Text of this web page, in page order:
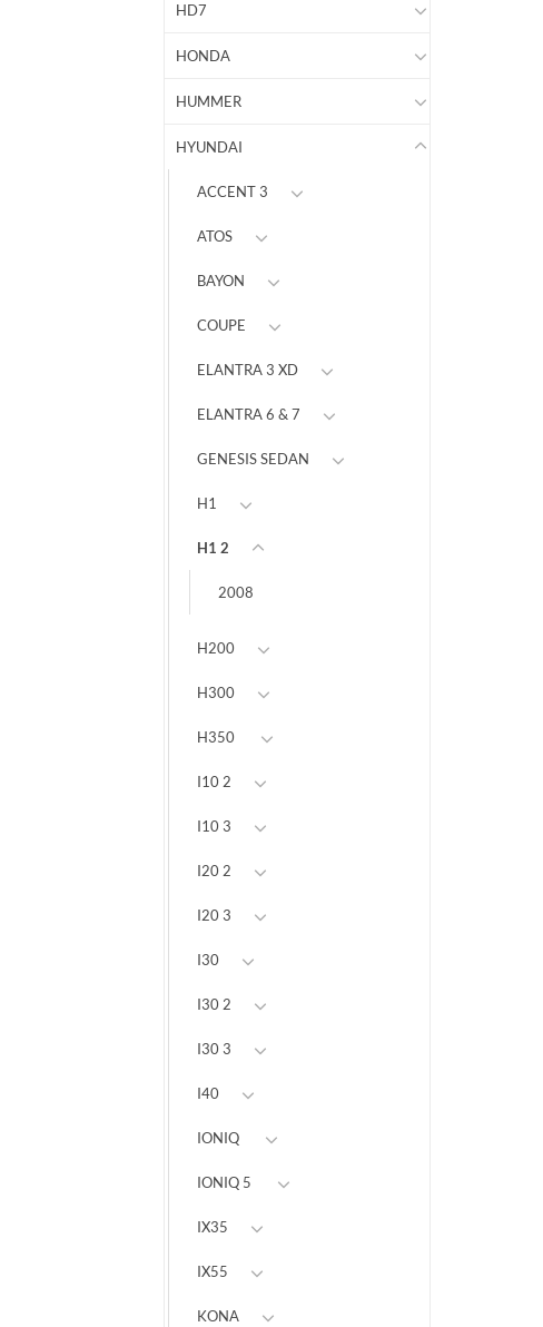
HD7
HONDA
HUMMER
HYUNDAI
ACCENT 3
ATOS
BAYON
COUPE
ELANTRA 3 XD
ELANTRA 6 & 7
GENESIS SEDAN
H1
H1 2
2008
H200
H300
H350
I10 2
I10 3
I20 2
I20 3
I30
I30 2
I30 3
I40
IONIQ
IONIQ 5
IX35
IX55
KONA